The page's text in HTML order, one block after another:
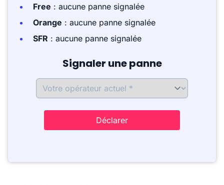
Free : aucune panne signalée
Orange : aucune panne signalée
SFR : aucune panne signalée
Signaler une panne
Déclarer